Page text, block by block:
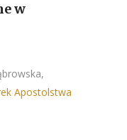
w
Apostolstwa